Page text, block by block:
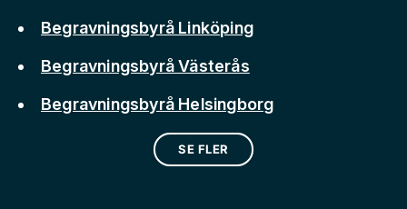
Begravningsbyrå Linköping
Begravningsbyrå Västerås
Begravningsbyrå Helsingborg
SE FLER